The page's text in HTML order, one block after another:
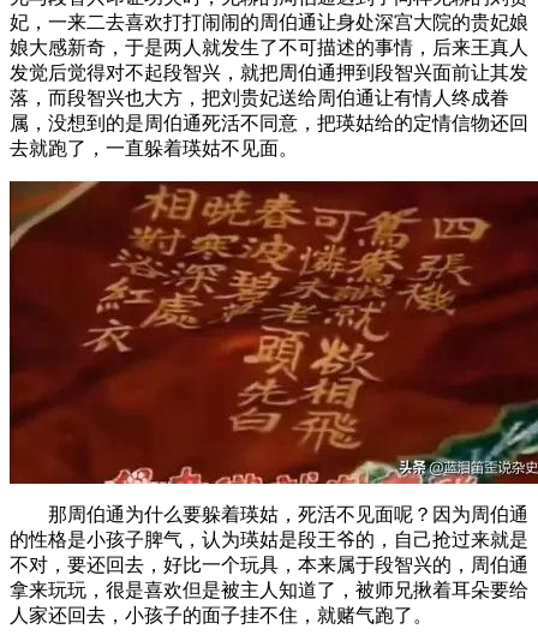
妃，一来二去喜欢打打闹闹的周伯通让身处深宫大院的贵妃娘
娘大感新奇，于是两人就发生了不可描述的事情，后来王真人
发觉后觉得对不起段智兴，就把周伯通押到段智兴面前让其发
落，而段智兴也大方，把刘贵妃送给周伯通让有情人终成眷
属，没想到的是周伯通死活不同意，把瑛姑给的定情信物还回
去就跑了，一直躲着瑛姑不见面。
那周伯通为什么要躲着瑛姑，死活不见面呢？因为周伯通
的性格是小孩子脾气，认为瑛姑是段王爷的，自己抢过来就是
不对，要还回去，好比一个玩具，本来属于段智兴的，周伯通
拿来玩玩，很是喜欢但是被主人知道了，被师兄揪着耳朵要给
人家还回去，小孩子的面子挂不住，就赌气跑了。